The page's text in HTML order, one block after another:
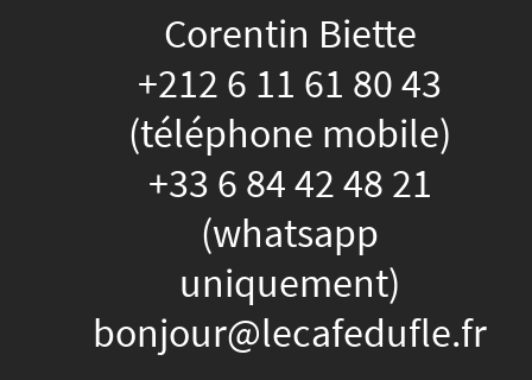
Corentin Biette
+212 6 11 61 80 43
(téléphone mobile)
+33 6 84 42 48 21
(whatsapp
uniquement)
bonjour@lecafedufle.fr